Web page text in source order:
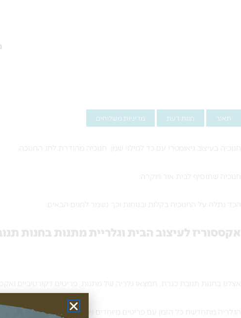
תאור חוות דעת מדיניות משלוחים
חנוכיה בעיצוב גיאומטרי עם כד למילוי שמן. חנוכיה מהודרת לחג החנוכה.
חנוכיה שתוסיף לבית אור ויוקרה.
הכד נתלה על החנוכיה בקלות ובנוחות וכך נשמר לחגים הבאים.
אקססוריז לעיצוב הבית וגלריית מתנות בחנות
אצלנו בחנות תנובת כנרת, תמצאו גלריה של מתנות, פריטים דקורטיביים
הגלריה מתחדשת כל הזמן עם פריטים מיוחדים ויפיפיים המתאימים לכל סגנון